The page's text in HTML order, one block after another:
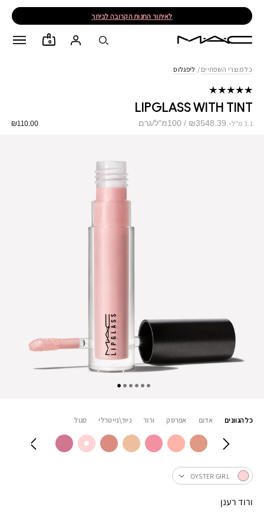
לאיתור החנות הקרובה לביתך
0
כל מוצרי השפתיים / ליפגלוס
LIPGLASS WITH TINT
₪110.00 3.1 מ"ל
כל הגוונים אדום אפרסק ורוד ניוד\נייטרלי סגול
OYSTER GIRL
ורוד רענן